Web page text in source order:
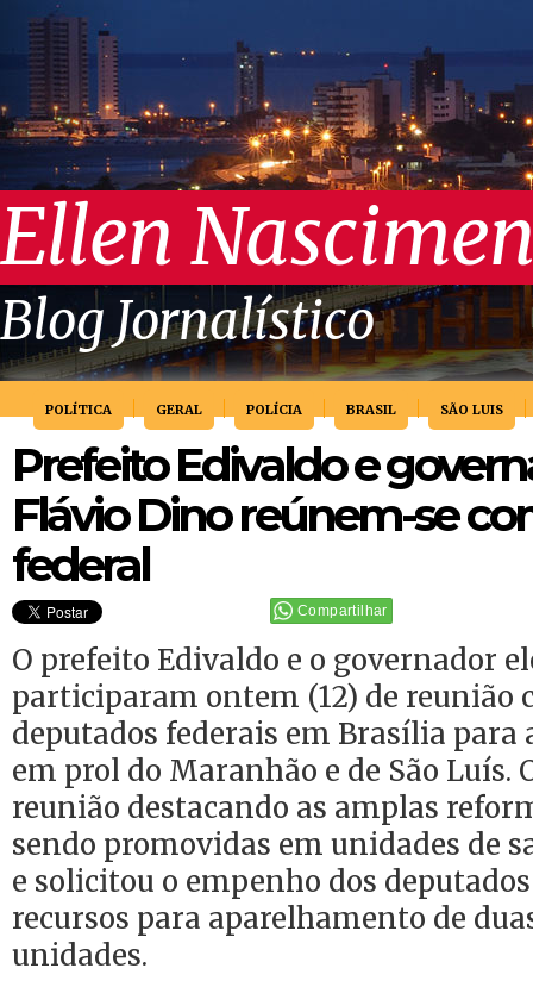
Ellen
Blog Jornalístico
POLÍTICA GERAL POLÍCIA BRASIL SÃO LUIS
Prefeito Edivaldo e
Flávio Dino reúnem-se
federal
Compartilhar
O prefeito Edivaldo e o governador
participaram ontem (12) de reunião
deputados federais em Brasília para
em prol do Maranhão e de São Luís.
reunião destacando as amplas
sendo promovidas em unidades de
e solicitou o empenho dos
recursos para aparelhamento de
unidades.